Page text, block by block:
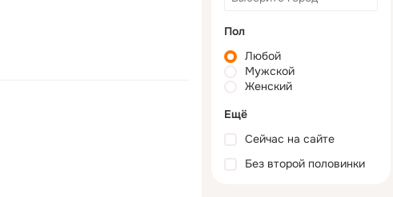
Пол
Любой
Мужской
Женский
Ещё
Сейчас на сайте
Без второй половинки